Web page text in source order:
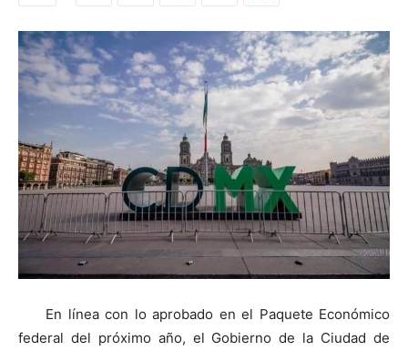
En línea con lo aprobado en el Paquete Económico
federal del próximo año, el Gobierno de la Ciudad de